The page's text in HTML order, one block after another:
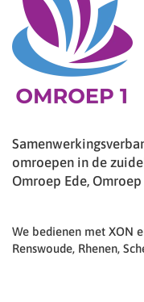
omroepen in de
Omroep Ede,
We bedienen met XON
Renswoude, Rhenen,